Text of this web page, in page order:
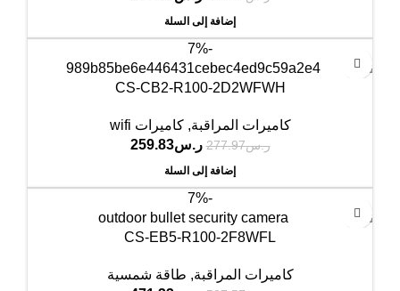
إضافة إلى السلة
-7%
CS-CB2-R100-2D2WFWH
كاميرات المراقبة,كاميرات wifi
ر.س277.97 ر.س259.83
إضافة إلى السلة
-7%
CS-EB5-R100-2F8WFL
كاميرات المراقبة, طاقة شمسية